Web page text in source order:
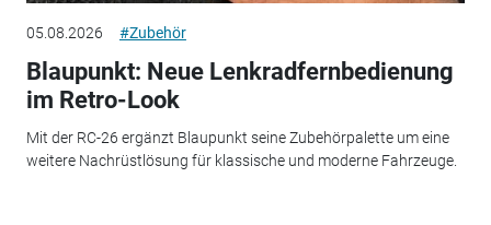
05.08.2026 #Zubehör
Blaupunkt: Neue Lenkradfernbedienung
im Retro-Look
Mit der RC-26 ergänzt Blaupunkt seine Zubehörpalette um eine
weitere Nachrüstlösung für klassische und moderne Fahrzeuge.